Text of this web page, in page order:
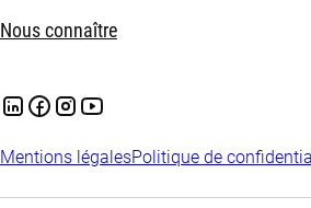
Nous connaître
Mentions légalesPolitique de